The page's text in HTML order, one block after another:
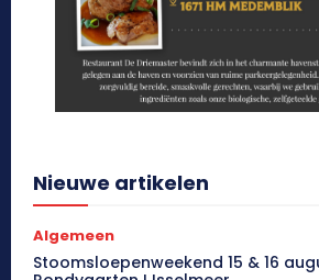
Nieuwe artikelen
Algemeen
Stoomsloepenweekend 15 & 16